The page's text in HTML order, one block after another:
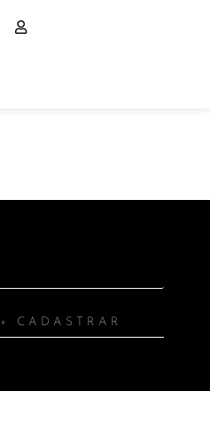
+ CADASTRAR